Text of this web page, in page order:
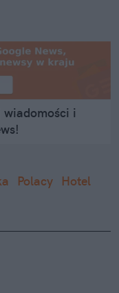
wiadomości i
Polacy
Hotel